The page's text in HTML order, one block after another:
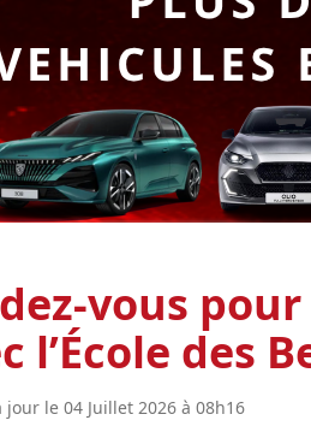
vous
l’École des
jour le 04 Juillet 2026 à 08h16